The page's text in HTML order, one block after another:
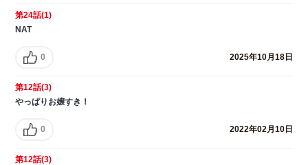
第24話(1)
NAT
0 2025年10月18日
第12話(3)
やっぱりお嬢すき！
0 2022年02月10日
第12話(3)